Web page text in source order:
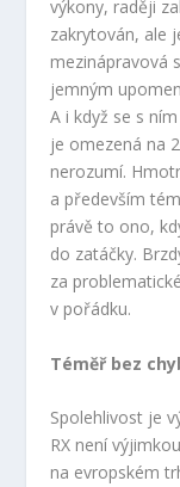
výkony, raději
zakrytován, ale
mezinápravová
jemným
A i když se s
je omezená na
nerozumí.
a především
právě to ono,
do zatáčky.
za
v pořádku.
Téměř bez
Spolehlivost je
RX není
na evropském